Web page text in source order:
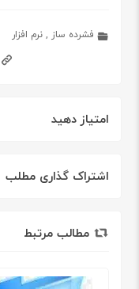
فشرده ساز ,نرم افزار
امتیاز دهید
اشتراک گذاری مطلب
مطالب مرتبط